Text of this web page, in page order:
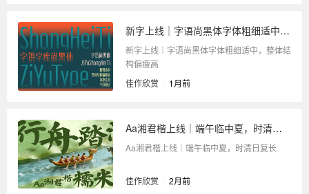
新字上线｜字语尚黑体字体粗细适中，整体结构偏瘦高
新字上线｜字语尚黑体字体粗细适中，整体结
构偏瘦高
佳作欣赏
1月前
Aa湘君楷上线｜端午临中夏，时清日复长
Aa湘君楷上线｜端午临中夏，时清日复长
佳作欣赏 2月前